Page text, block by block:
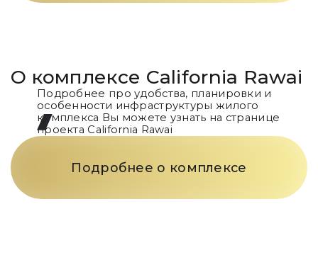
О комплексе California Rawai
Подробнее про удобства, планировки и
особенности инфраструктуры жилого
комплекса Вы можете узнать на странице
проектаCalifornia Rawai
Подробнее о комплексе